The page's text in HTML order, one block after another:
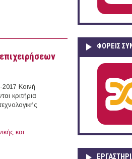
Κοινή
κριτήρια
και
δαπανών επιστημονικής και τεχνολογικής
ΦΟΡΕΙΣ